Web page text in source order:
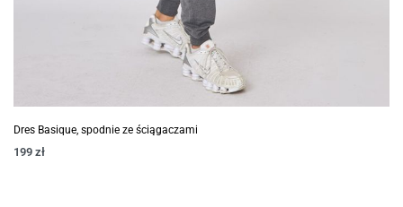
Dres Basique, spodnie ze ściągaczami
199 zł